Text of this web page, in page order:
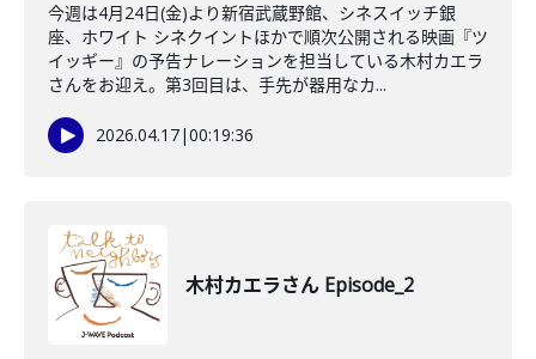
今週は4月24日(金)より新宿武蔵野館、シネスイッチ銀
座、ホワイト シネクイントほかで順次公開される映画『ツ
イッギー』の予告ナレーションを担当している木村カエラ
さんをお迎え。第3回目は、手先が器用なカ...
2026.04.17|00:19:36
木村カエラさん Episode_2